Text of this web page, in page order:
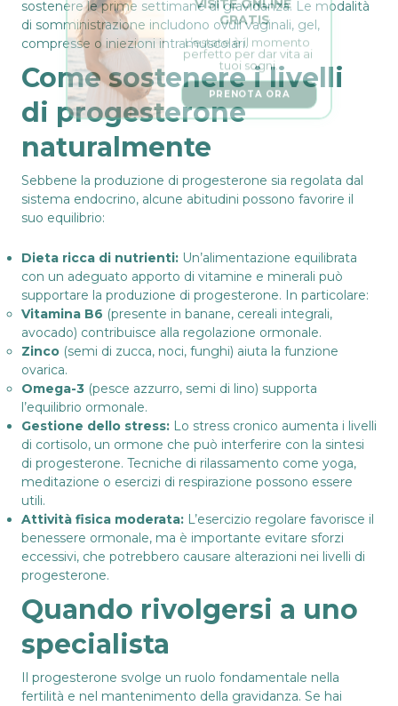
sostenere le prime settimane di gravidanza. Le modalità
di somministrazione includono ovuli vaginali, gel,
compresse o iniezioni intramuscolari.
Come sostenere i livelli
di progesterone
naturalmente
Sebbene la produzione di progesterone sia regolata dal
sistema endocrino, alcune abitudini possono favorire il
suo equilibrio:
Dieta ricca di nutrienti: Un’alimentazione equilibrata
con un adeguato apporto di vitamine e minerali può
supportare la produzione di progesterone. In particolare:
Vitamina B6 (presente in banane, cereali integrali,
avocado) contribuisce alla regolazione ormonale.
Zinco (semi di zucca, noci, funghi) aiuta la funzione
ovarica.
Omega-3 (pesce azzurro, semi di lino) supporta
l’equilibrio ormonale.
Gestione dello stress: Lo stress cronico aumenta i livelli
di cortisolo, un ormone che può interferire con la sintesi
di progesterone. Tecniche di rilassamento come yoga,
meditazione o esercizi di respirazione possono essere
utili.
Attività fisica moderata: L’esercizio regolare favorisce il
benessere ormonale, ma è importante evitare sforzi
eccessivi, che potrebbero causare alterazioni nei livelli di
progesterone.
Quando rivolgersi a uno
specialista
Il progesterone svolge un ruolo fondamentale nella
fertilità e nel mantenimento della gravidanza. Se hai
GRATIS
L’estate è il momento
perfetto per dar vita ai
tuoi sogni.
PRENOTA ORA